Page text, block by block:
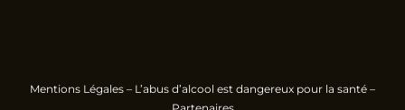
Mentions Légales – L’abus d’alcool est dangereux pour la santé –